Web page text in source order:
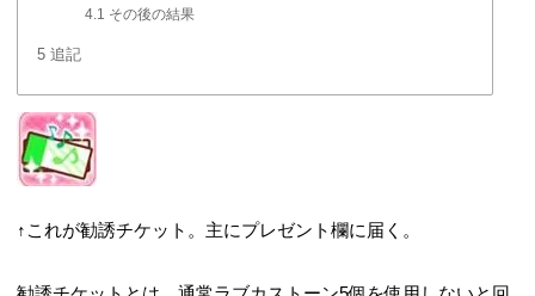
4.1 その後の結果
5 追記
↑これが勧誘チケット。主にプレゼント欄に届く。